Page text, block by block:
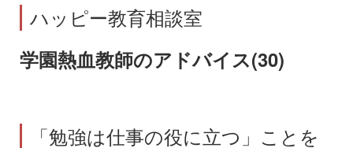
ハッピー教育相談室
学園熱血教師のアドバイス(30)
「勉強は仕事の役に立つ」ことを